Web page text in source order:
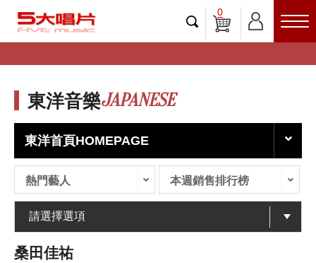
0
東洋音樂JAPANESE
東洋首頁HOMEPAGE
熱門藝人 本週銷售排行榜
桑田佳祐